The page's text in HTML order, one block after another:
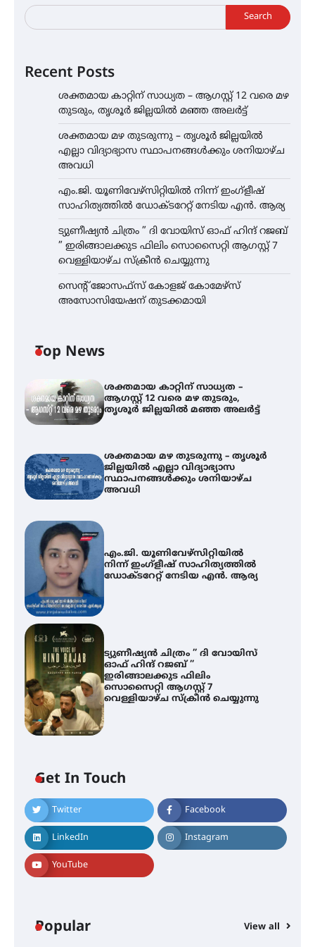
Search
Recent Posts
ശക്തമായ കാറ്റിന് സാധ്യത – ആഗസ്റ്റ് 12 വരെ മഴ
തുടരും, തൃശൂർ ജില്ലയിൽ മഞ്ഞ അലർട്ട്
ശക്തമായ മഴ തുടരുന്നു – തൃശൂർ ജില്ലയിൽ
എല്ലാ വിദ്യാഭ്യാസ സ്ഥാപനങ്ങൾക്കും ശനിയാഴ്ച
അവധി
എം.ജി. യൂണിവേഴ്‌സിറ്റിയിൽ നിന്ന് ഇംഗ്ളീഷ്
സാഹിത്യത്തിൽ ഡോക്ടറേറ്റ് നേടിയ എൻ. ആര്യ
ട്യുണീഷ്യൻ ചിത്രം ” ദി വോയിസ് ഓഫ് ഹിന്ദ് റജബ്
” ഇരിങ്ങാലക്കുട ഫിലിം സൊസൈറ്റി ആഗസ്റ്റ് 7
വെള്ളിയാഴ്ച സ്‌ക്രീൻ ചെയ്യുന്നു
സെന്റ് ജോസഫ്സ് കോളജ് കോമേഴ്‌സ്
അസോസിയേഷന് തുടക്കമായി
Top News
ശക്തമായ കാറ്റിന് സാധ്യത –
ആഗസ്റ്റ് 12 വരെ മഴ തുടരും,
തൃശൂർ ജില്ലയിൽ മഞ്ഞ അലർട്ട്
ശക്തമായ മഴ തുടരുന്നു – തൃശൂർ
ജില്ലയിൽ എല്ലാ വിദ്യാഭ്യാസ
സ്ഥാപനങ്ങൾക്കും ശനിയാഴ്ച
അവധി
എം.ജി. യൂണിവേഴ്‌സിറ്റിയിൽ
നിന്ന് ഇംഗ്ളീഷ് സാഹിത്യത്തിൽ
ഡോക്ടറേറ്റ് നേടിയ എൻ. ആര്യ
ട്യുണീഷ്യൻ ചിത്രം ” ദി വോയിസ്
ഓഫ് ഹിന്ദ് റജബ് ”
ഇരിങ്ങാലക്കുട ഫിലിം
സൊസൈറ്റി ആഗസ്റ്റ് 7
വെള്ളിയാഴ്ച സ്‌ക്രീൻ ചെയ്യുന്നു
Get In Touch
Twitter Facebook
LinkedIn Instagram
YouTube
Popular View all
അവധി
എം.ജി. യൂണിവേഴ്‌സിറ്റിയിൽ നിന്ന്
ഇംഗ്ളീഷ് സാഹിത്യത്തിൽ
ഡോക്ടറേറ്റ് നേടിയ എൻ. ആര്യ
വെള്ളിയാഴ്ച സ്‌ക്രീൻ ചെയ്യുന്നു